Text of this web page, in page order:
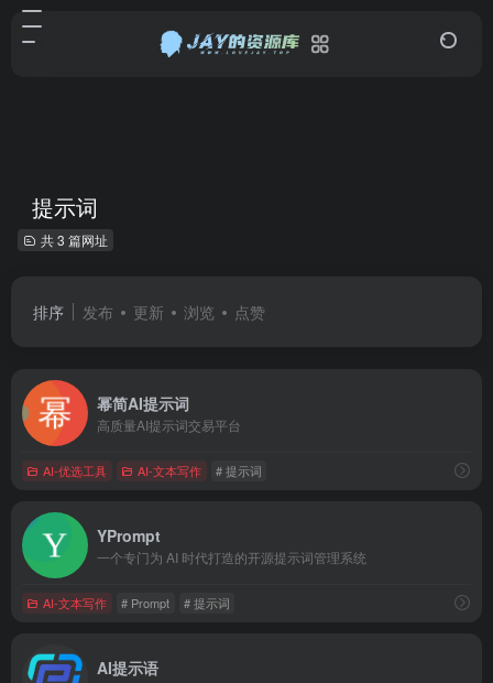
提示词
共 3 篇网址
排序 发布 更新 浏览 点赞
幂简AI提示词
高质量AI提示词交易平台
AI-优选工具 AI-文本写作 # 提示词
YPrompt
一个专门为 AI 时代打造的开源提示词管理系统
AI-文本写作 # Prompt # 提示词
AI提示语